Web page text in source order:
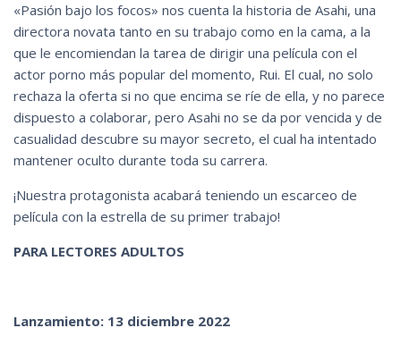
«Pasión bajo los focos» nos cuenta la historia de Asahi, una
directora novata tanto en su trabajo como en la cama, a la
que le encomiendan la tarea de dirigir una película con el
actor porno más popular del momento, Rui. El cual, no solo
rechaza la oferta si no que encima se ríe de ella, y no parece
dispuesto a colaborar, pero Asahi no se da por vencida y de
casualidad descubre su mayor secreto, el cual ha intentado
mantener oculto durante toda su carrera.
¡Nuestra protagonista acabará teniendo un escarceo de
película con la estrella de su primer trabajo!
PARA LECTORES ADULTOS
Lanzamiento: 13 diciembre 2022